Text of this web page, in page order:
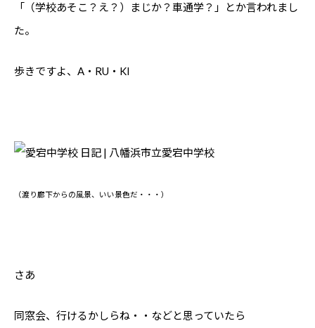
「（学校あそこ？え？）まじか？車通学？」とか言われまし
た。
歩きですよ、A・RU・KI
（渡り廊下からの風景、いい景色だ・・・）
さあ
同窓会、行けるかしらね・・などと思っていたら